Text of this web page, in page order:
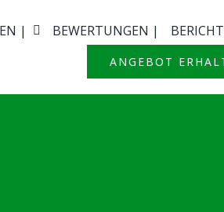
| BEWERTUNGEN |
ANGEBOT